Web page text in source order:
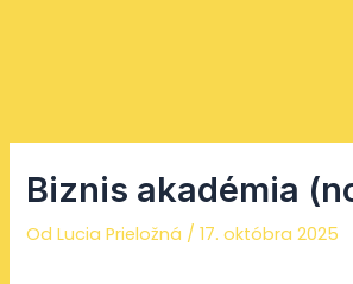
Biznis akadémia
Od Lucia Prieložná /17. októbra 2025